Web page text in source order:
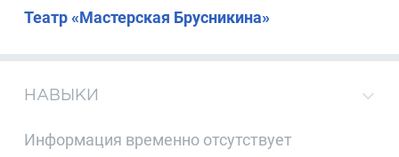
Театр «Мастерская Брусникина»
НАВЫКИ
Информация временно отсутствует